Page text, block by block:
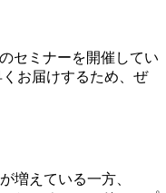
セミナーを開催してい
お届けするため、ぜ
増えている一方、